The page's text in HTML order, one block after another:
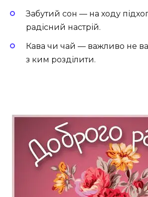
Забутий сон — на ходу
радісний настрій.
Кава чи чай — важливо не
з ким розділити.